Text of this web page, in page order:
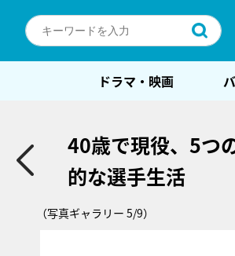
ドラマ・映画
40歳で現役、5つ
的な選手生活
（写真ギャラリー 5/9）